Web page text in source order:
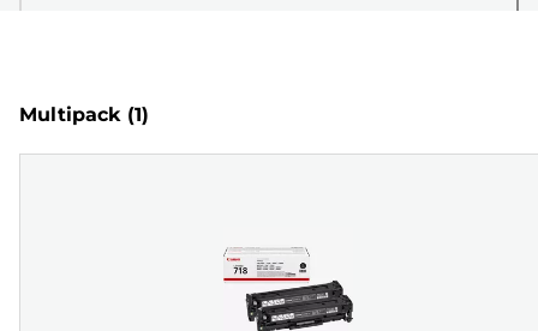
Multipack (1)